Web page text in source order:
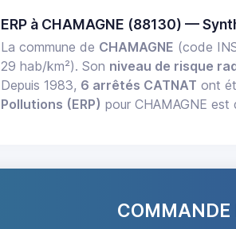
ERP à CHAMAGNE (88130) —
La commune de CHAMAGNE (code
29 hab/km²). Son niveau de risque
Depuis 1983, 6 arrêtés CATNAT ont
Pollutions (ERP) pour CHAMAGNE est
COMMANDE